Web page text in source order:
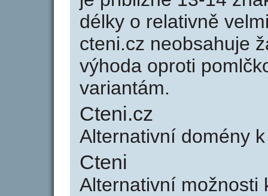
délky o relativně
cteni.cz neobsahuje
výhoda oproti
variantám.
Cteni.cz
Alternativní domény
Cteni
Alternativní